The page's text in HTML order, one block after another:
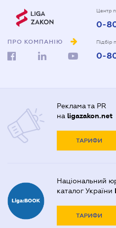
ПРО КОМПАНІЮ
Центр
0-
Підбір
0-
Реклама та PR
на ligazakon.net
ТАРИФИ
Національний
каталог України
ТАРИФИ